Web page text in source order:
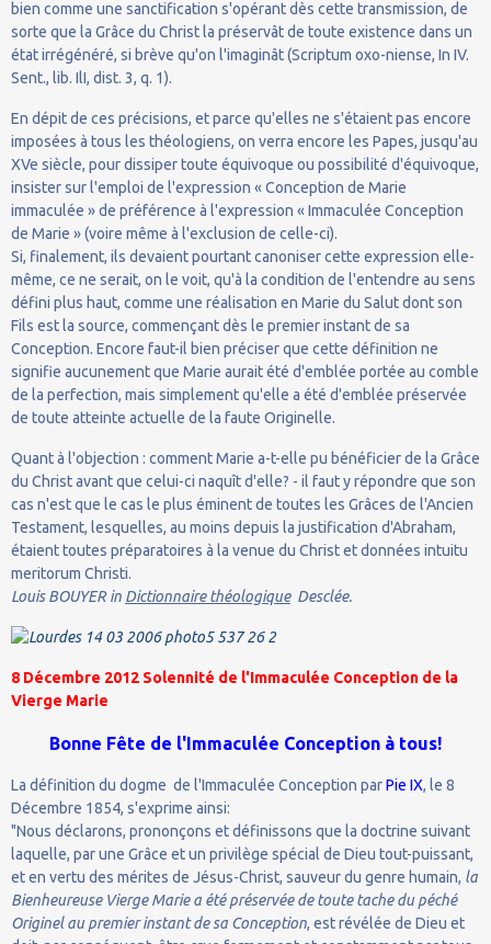
bien comme une sanctification s'opérant dès cette transmission, de
sorte que la Grâce du Christ la préservât de toute existence dans un
état irrégénéré, si brève qu'on l'imaginât (Scriptum oxo-niense, In IV.
Sent., lib. IlI, dist. 3, q. 1).
En dépit de ces précisions, et parce qu'elles ne s'étaient pas encore
imposées à tous les théologiens, on verra encore les Papes, jusqu'au
XVe siècle, pour dissiper toute équivoque ou possibilité d'équivoque,
insister sur l'emploi de l'expression « Conception de Marie
immaculée » de préférence à l'expression « Immaculée Conception
de Marie » (voire même à l'exclusion de celle-ci).
Si, finalement, ils devaient pourtant canoniser cette expression elle-
même, ce ne serait, on le voit, qu'à la condition de l'entendre au sens
défini plus haut, comme une réalisation en Marie du Salut dont son
Fils est la source, commençant dès le premier instant de sa
Conception. Encore faut-il bien préciser que cette définition ne
signifie aucunement que Marie aurait été d'emblée portée au comble
de la perfection, mais simplement qu'elle a été d'emblée préservée
de toute atteinte actuelle de la faute Originelle.
Quant à l'objection : comment Marie a-t-elle pu bénéficier de la Grâce
du Christ avant que celui-ci naquît d'elle? - il faut y répondre que son
cas n'est que le cas le plus éminent de toutes les Grâces de l'Ancien
Testament, lesquelles, au moins depuis la justification d'Abraham,
étaient toutes préparatoires à la venue du Christ et données intuitu
meritorum Christi.
Louis BOUYER in Dictionnaire théologiqueDesclée.
8 Décembre 2012 Solennité de l'Immaculée Conception de la
Vierge Marie
Bonne Fête de l'Immaculée Conception à tous!
La définition du dogme de l'Immaculée Conception parPie IX, le 8
Décembre 1854, s'exprime ainsi:
"Nous déclarons, prononçons et définissons que la doctrine suivant
laquelle, par une Grâce et un privilège spécial de Dieu tout-puissant,
et en vertu des mérites de Jésus-Christ, sauveur du genre humain, la
Bienheureuse Vierge Marie a été préservée de toute tache du péché
Originel au premier instant de sa Conception, est révélée de Dieu et